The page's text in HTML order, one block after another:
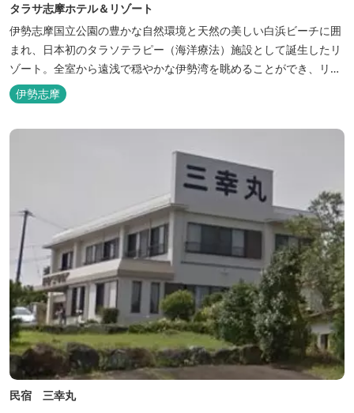
タラサ志摩ホテル＆リゾート
伊勢志摩国立公園の豊かな自然環境と天然の美しい白浜ビーチに囲
まれ、日本初のタラソテラピー（海洋療法）施設として誕生したリ
ゾート。全室から遠浅で穏やかな伊勢湾を眺めることができ、リラ
ックスした滞在をお楽しみいただけます。滞在中は、目の前の海か
らきれいな海水を引き込み、24時間以内に新鮮な状態で使用するタ
ラソテラピーや、季節の海の幸を楽しめるフレンチと日本料理が堪
伊勢志摩
民宿 三幸丸